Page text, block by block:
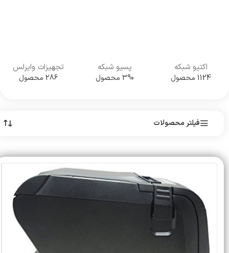
اکتیو شبکه
1124 محصول
پسیو شبکه
390 محصول
تجهیزات وایرلس
286 محصول
فیلتر محصولات